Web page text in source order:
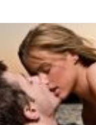
© Copyright: